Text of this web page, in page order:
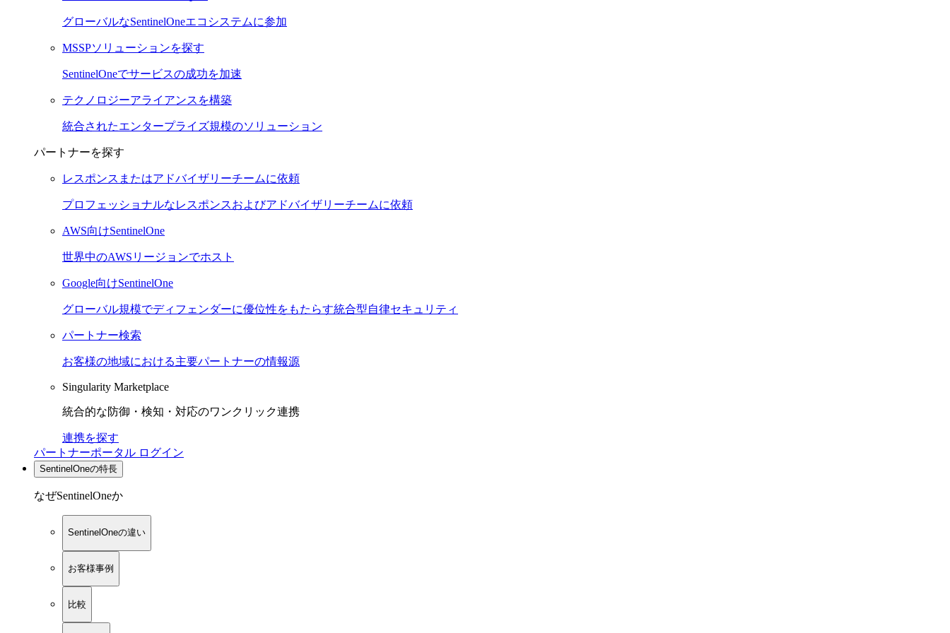
グローバルなSentinelOneエコシステムに参加
MSSPソリューションを探す
SentinelOneでサービスの成功を加速
テクノロジーアライアンスを構築
統合されたエンタープライズ規模のソリューション
パートナーを探す
レスポンスまたはアドバイザリーチームに依頼
プロフェッショナルなレスポンスおよびアドバイザリーチームに依頼
AWS向けSentinelOne
世界中のAWSリージョンでホスト
Google向けSentinelOne
グローバル規模でディフェンダーに優位性をもたらす統合型自律セキュリティ
パートナー検索
お客様の地域における主要パートナーの情報源
Singularity Marketplace
統合的な防御・検知・対応のワンクリック連携
連携を探す
パートナーポータル ログイン
SentinelOneの特長
なぜSentinelOneか
SentinelOneの違い
お客様事例
比較